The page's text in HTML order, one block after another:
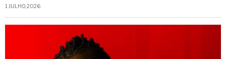
1 JULHO, 2026